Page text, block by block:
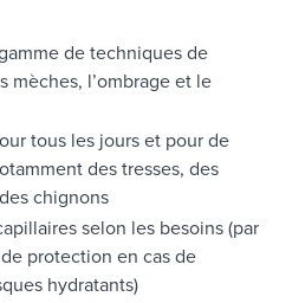
de techniques de
mèches, l’ombrage et le
tous les jours et pour de
des tresses, des
chignons
selon les besoins (par
protection en cas de
hydratants)